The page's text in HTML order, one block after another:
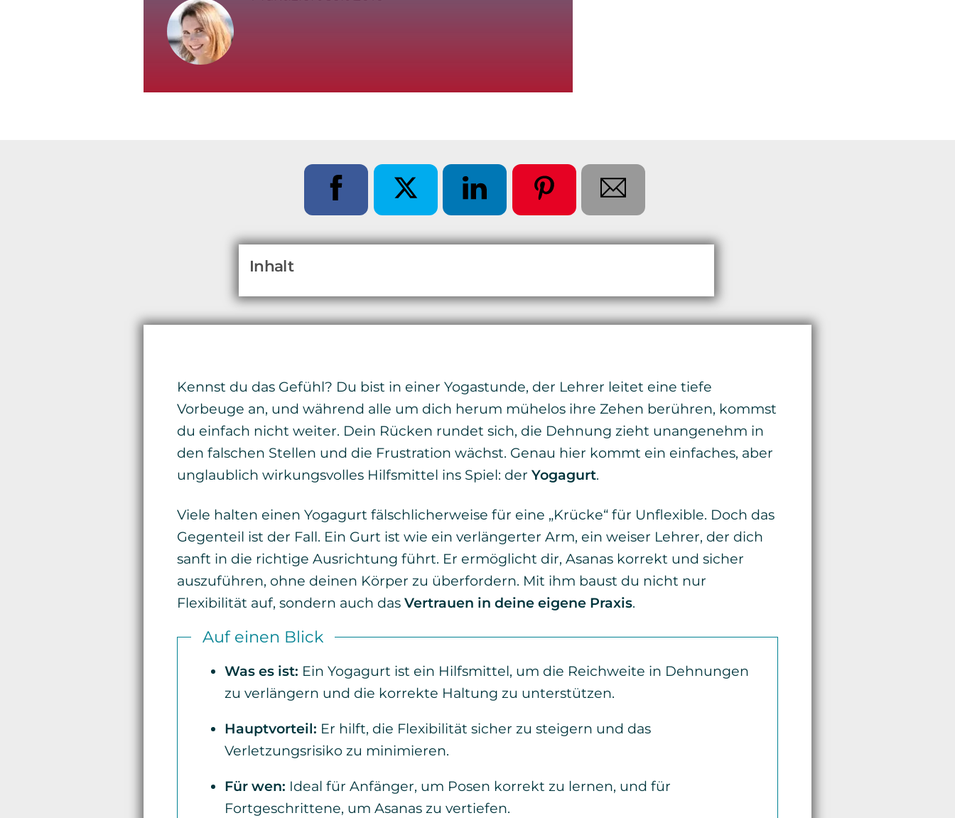
Inhalt
Kennst du das Gefühl? Du bist in einer Yogastunde, der Lehrer leitet eine tiefe
Vorbeuge an, und während alle um dich herum mühelos ihre Zehen berühren, kommst
du einfach nicht weiter. Dein Rücken rundet sich, die Dehnung zieht unangenehm in
den falschen Stellen und die Frustration wächst. Genau hier kommt ein einfaches, aber
unglaublich wirkungsvolles Hilfsmittel ins Spiel: der Yogagurt.
Viele halten einen Yogagurt fälschlicherweise für eine „Krücke“ für Unflexible. Doch das
Gegenteil ist der Fall. Ein Gurt ist wie ein verlängerter Arm, ein weiser Lehrer, der dich
sanft in die richtige Ausrichtung führt. Er ermöglicht dir, Asanas korrekt und sicher
auszuführen, ohne deinen Körper zu überfordern. Mit ihm baust du nicht nur
Flexibilität auf, sondern auch das Vertrauen in deine eigene Praxis.
Auf einen Blick
Was es ist: Ein Yogagurt ist ein Hilfsmittel, um die Reichweite in Dehnungen
zu verlängern und die korrekte Haltung zu unterstützen.
Hauptvorteil: Er hilft, die Flexibilität sicher zu steigern und das
Verletzungsrisiko zu minimieren.
Für wen: Ideal für Anfänger, um Posen korrekt zu lernen, und für
Fortgeschrittene, um Asanas zu vertiefen.